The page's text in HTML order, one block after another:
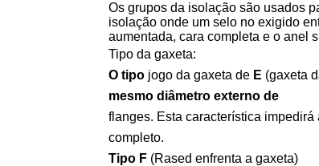
Os grupos da isolação são usados
isolação onde um selo no exigido
aumentada, cara completa e o anel
Tipo da gaxeta:
O tipo jogo da gaxeta de E (gaxeta
mesmo diâmetro externo de
flanges. Esta característica
completo.
Tipo F (Rased enfrenta a gaxeta)